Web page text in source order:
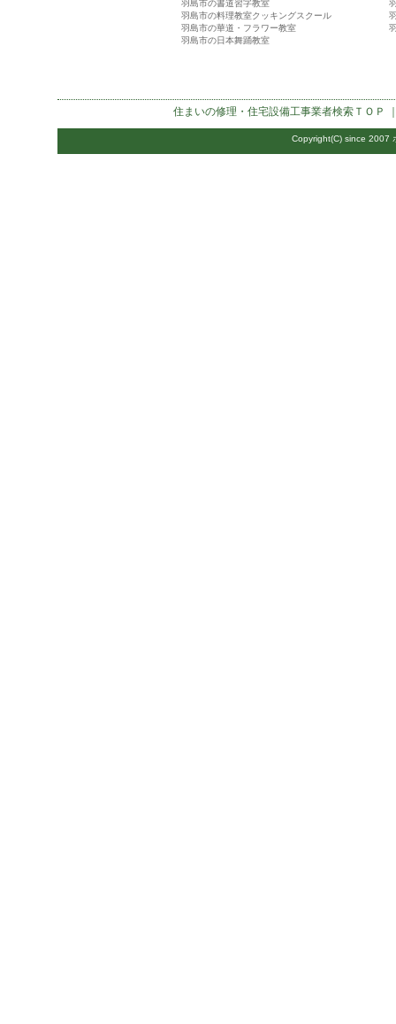
羽島市の書道習字教室
羽島市の料理教室クッキングスクール
羽島市の華道・フラワー教室
羽島市の日本舞踊教室
住まいの修理・住宅設備工事業者検索 ＴＯＰ
Copyright(C) since 2007